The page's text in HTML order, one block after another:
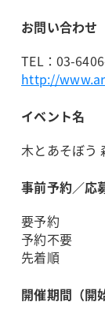
お問い合わせ
TEL：03-
http://
イベント名
木とあそぼう
事前予約／応
要予約
予約不要
先着順
開催期間（開